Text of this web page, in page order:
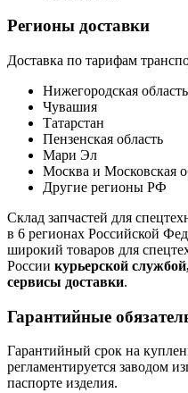
Регионы доставки
Доставка по тарифам
Нижегородская область
Чувашия
Татарстан
Пензенская область
Мари Эл
Москва и Московская
Другие регионы РФ
Склад запчастей для
в 6 регионах Российской
широкий товаров для
России курьерской
сервисы доставки.
Гарантийные
Гарантийный срок на
регламентируется заводом
паспорте изделия.